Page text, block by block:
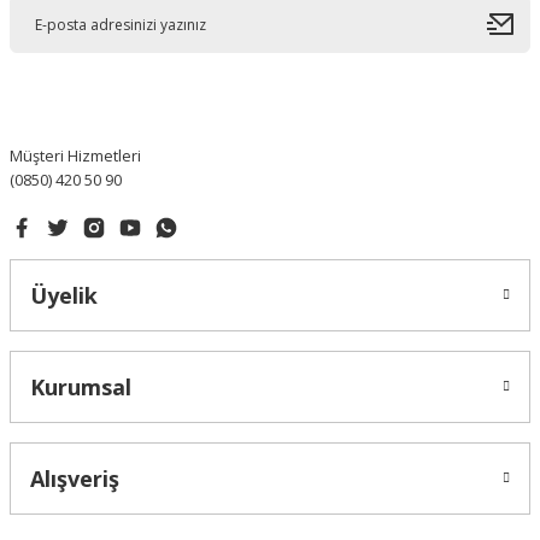
Müşteri Hizmetleri
(0850) 420 50 90
Üyelik
Kurumsal
Alışveriş